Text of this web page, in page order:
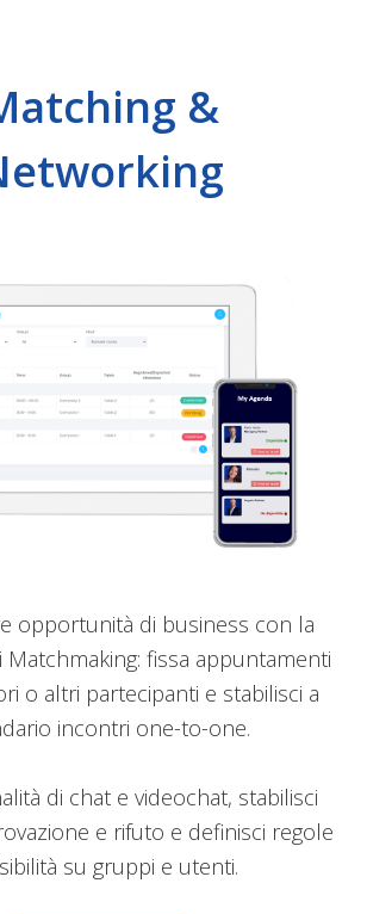
&
opportunità di business con la
fissa appuntamenti
o altri partecipanti e stabilisci a
incontri one-to-one.
di chat e videochat, stabilisci
e rifuto e definisci regole
su gruppi e utenti.